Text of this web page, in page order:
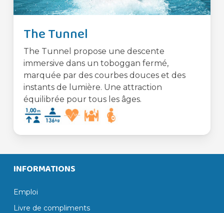
The Tunnel
The Tunnel propose une descente
immersive dans un toboggan fermé,
marquée par des courbes douces et des
instants de lumière. Une attraction
équilibrée pour tous les âges.
INFORMATIONS
Emploi
Livre de compliments